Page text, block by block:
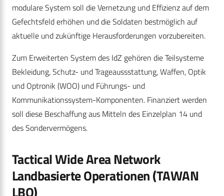
modulare System soll die Vernetzung und Effizienz auf dem
Gefechtsfeld erhöhen und die Soldaten bestmöglich auf
aktuelle und zukünftige Herausforderungen vorzubereiten.
Zum Erweiterten System des IdZ gehören die Teilsysteme
Bekleidung, Schutz- und Trageaussstattung, Waffen, Optik
und Optronik (WOO) und Führungs- und
Kommunikationssystem-Komponenten. Finanziert werden
soll diese Beschaffung aus Mitteln des Einzelplan 14 und
des Sondervermögens.
Tactical Wide Area Network
Landbasierte Operationen (TAWAN